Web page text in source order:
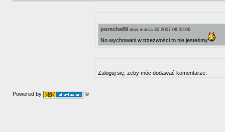
porsche89 dnia marca 30 2007 08:32:06
No wychowani w trzeżwości to nie jesteśmy
Zaloguj się, żeby móc dodawać komentarze.
Powered by ©